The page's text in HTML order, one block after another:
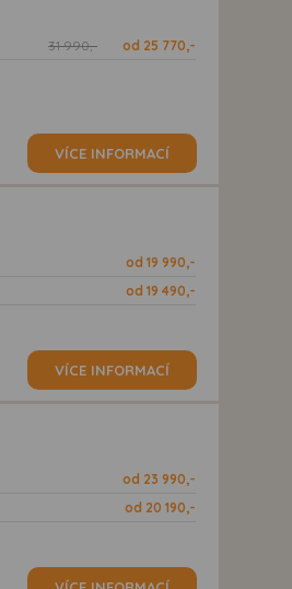
31 990,- od 25 770,-
VÍCE INFORMACÍ
od 19 990,-
od 19 490,-
VÍCE INFORMACÍ
od 23 990,-
od 20 190,-